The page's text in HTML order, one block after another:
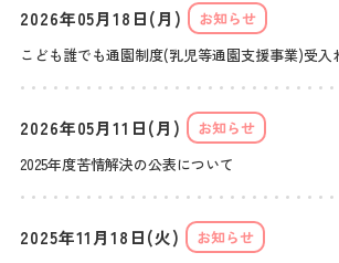
2026年05月18日(月)
お知らせ
こども誰でも通園制度(乳児等通園支援事業)受入
2026年05月11日(月)
お知らせ
2025年度苦情解決の公表について
2025年11月18日(火)
お知らせ